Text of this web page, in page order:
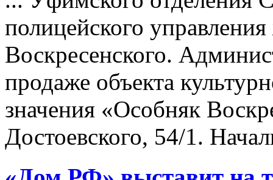
полицейского
Воскресенского.
продаже объекта
значения «Особняк
Достоевского, 54/1.